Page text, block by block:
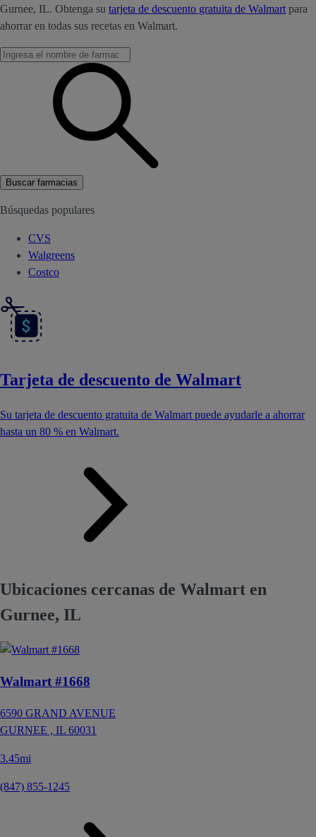
Gurnee, IL. Obtenga su tarjeta de descuento gratuita de Walmart para
ahorrar en todas sus recetas en Walmart.
Buscar farmacias
Búsquedas populares
CVS
Walgreens
Costco
Tarjeta de descuento de Walmart
Su tarjeta de descuento gratuita de Walmart puede ayudarle a ahorrar
hasta un 80 % en Walmart.
Ubicaciones cercanas de Walmart en
Gurnee, IL
Walmart #1668
6590 GRAND AVENUE
GURNEE , IL 60031
3.45mi
(847) 855-1245